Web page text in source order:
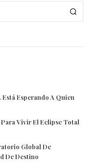
Esperando A Quien
Vivir El Eclipse Total
Global De
De Destino